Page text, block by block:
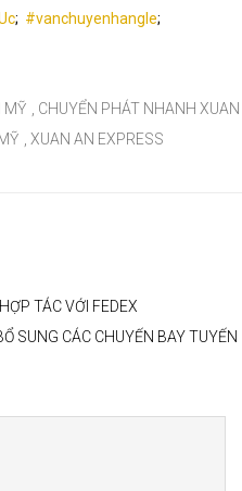
; #vanchuyenhangle;
MỸ
CHUYỂN PHÁT NHANH XUAN
XUAN AN EXPRESS
TÁC VỚI FEDEX
SUNG CÁC CHUYẾN BAY